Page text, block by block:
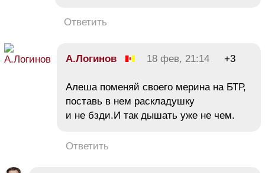
Ответить
А.Логинов 18 фев, 21:14 +3
Алеша поменяй своего мерина на БТР,
поставь в нем раскладушку
и не бзди.И так дышать уже не чем.
Ответить